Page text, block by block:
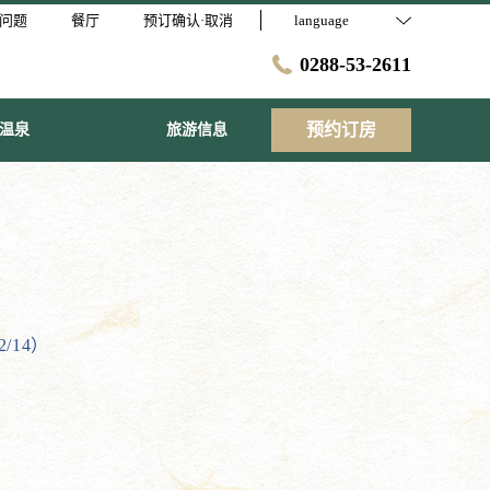
题 餐厅 预订确认·取消 language
0288-53-2611
泉 旅游信息 预约订房
）